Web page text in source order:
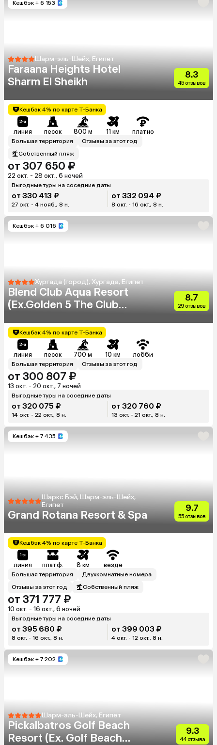
Кешбэк + 6 153
Шарм-эль-Шейх, Египет
Faraana Heights Hotel
Sharm El Sheikh
8.3
45 отзывов
Кешбэк 4% по карте Т-Банка
линия песок 800 м 11 км платно
Большая территория
Отзывы за этот год
Собственный пляж
от 307 650 ₽
22 окт. - 28 окт., 6 ночей
Выгодные туры на соседние даты
от 330 413 ₽
27 окт. - 4 нояб., 8 н.
от 332 094 ₽
8 окт. - 16 окт., 8 н.
Кешбэк + 6 016
Хургада (город), Хургада, Египет
Blend Club Aqua Resort
(Ex.Golden 5 The Club
8.7
29 отзывов
Кешбэк 4% по карте Т-Банка
линия песок 700 м 10 км лобби
Большая территория Отзывы за этот год
от 300 807 ₽
13 окт. - 20 окт., 7 ночей
Выгодные туры на соседние даты
от 320 075 ₽
14 окт. - 22 окт., 8 н.
от 320 760 ₽
13 окт. - 21 окт., 8 н.
Кешбэк + 7 435
Шаркс Бэй, Шарм-эль-Шейх,
Египет
Grand Rotana Resort & Spa
9.7
55 отзывов
Кешбэк 4% по карте Т-Банка
линия платф. 8 км везде
Большая территория
Двухкомнатные номера
Отзывы за этот год
Собственный пляж
от 371 777 ₽
10 окт. - 16 окт., 6 ночей
Выгодные туры на соседние даты
от 395 680 ₽
8 окт. - 16 окт., 8 н.
от 399 003 ₽
4 окт. - 12 окт., 8 н.
Кешбэк + 7 202
Шарм-эль-Шейх, Египет
Pickalbatros Golf Beach
Resort (Ex. Golf Beach
9.3
44 отзыва